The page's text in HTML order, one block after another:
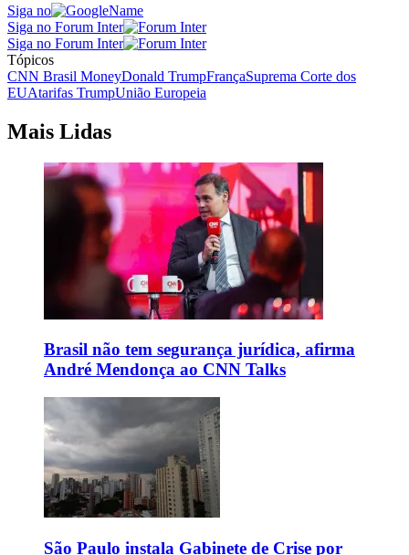
Siga no
Siga no Forum Inter
Siga no Forum Inter
Tópicos
CNN Brasil MoneyDonald TrumpFrançaSuprema Corte dos
EUAtarifas TrumpUnião Europeia
Mais Lidas
Brasil não tem segurança jurídica, afirma
André Mendonça ao CNN Talks
São Paulo instala Gabinete de Crise por